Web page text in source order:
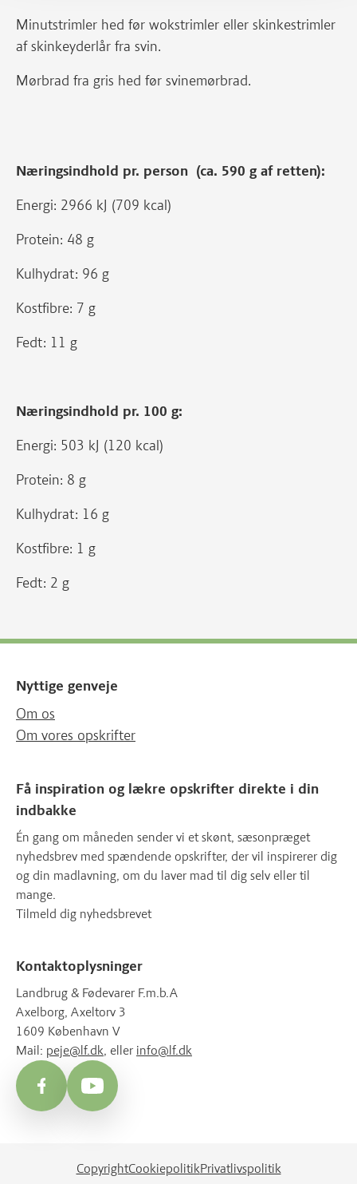
Minutstrimler hed før wokstrimler eller skinkestrimler
af skinkeyderlår fra svin.
Mørbrad fra gris hed før svinemørbrad.
Næringsindhold pr. person (ca. 590 g af retten):
Energi: 2966 kJ (709 kcal)
Protein: 48 g
Kulhydrat: 96 g
Kostfibre: 7 g
Fedt: 11 g
Næringsindhold pr. 100 g:
Energi: 503 kJ (120 kcal)
Protein: 8 g
Kulhydrat: 16 g
Kostfibre: 1 g
Fedt: 2 g
Nyttige genveje
Om os
Om vores opskrifter
Få inspiration og lækre opskrifter direkte i din
indbakke
Én gang om måneden sender vi et skønt, sæsonpræget
nyhedsbrev med spændende opskrifter, der vil inspirerer dig
og din madlavning, om du laver mad til dig selv eller til
mange.
Tilmeld dig nyhedsbrevet
Kontaktoplysninger
Landbrug & Fødevarer F.m.b.A
Axelborg, Axeltorv 3
1609 København V
Mail: peje@lf.dk, eller info@lf.dk
FacebookYouTube
CopyrightCookiepolitikPrivatlivspolitik